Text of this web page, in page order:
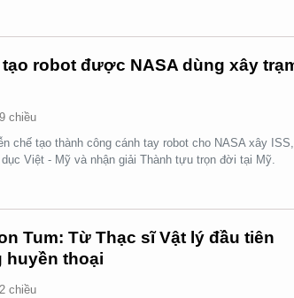
robot được NASA dùng xây
chiều
chế tạo thành công cánh tay robot cho NASA xây ISS,
Việt - Mỹ và nhận giải Thành tựu trọn đời tại Mỹ.
Tum: Từ Thạc sĩ Vật lý đầu tiên
huyền thoại
chiều